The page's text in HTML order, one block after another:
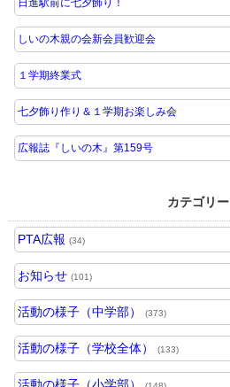
日進駅前に七夕飾り！
しいの木親の会新会員歓迎会
１学期終業式
七夕飾り作り＆１学期お楽しみ会
広報誌『しいの木』第159号
カテゴリー
PTA広報 (34)
お知らせ (101)
活動の様子（中学部） (373)
活動の様子（学校全体） (133)